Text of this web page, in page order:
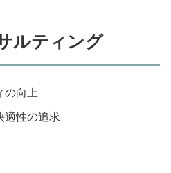
ルティング
の向上
適性の追求